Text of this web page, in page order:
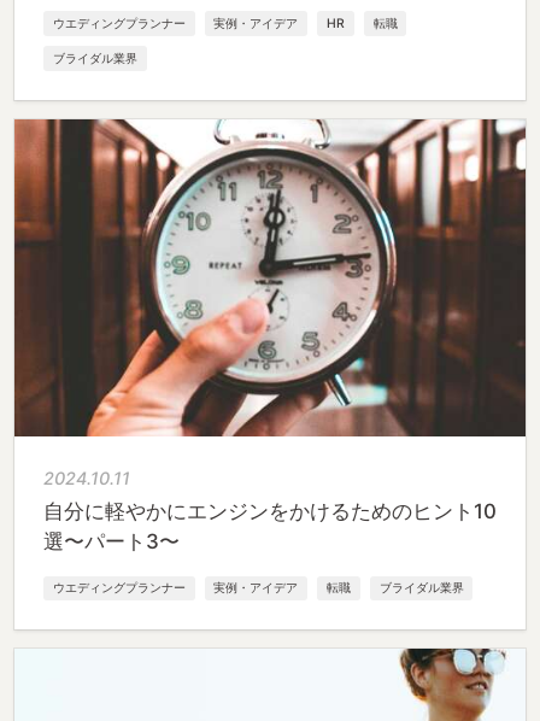
ウエディングプランナー 実例・アイデア HR 転職
ブライダル業界
2024.10.11
自分に軽やかにエンジンをかけるためのヒント10
選〜パート3〜
ウエディングプランナー 実例・アイデア 転職 ブライダル業界